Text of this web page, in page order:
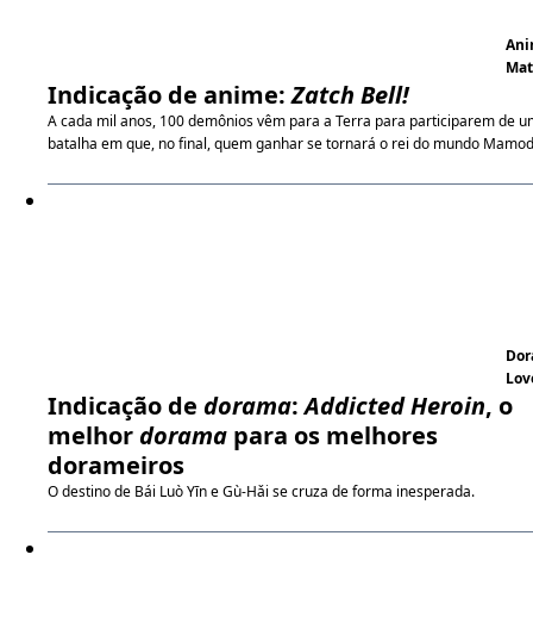
Indicação de anime:Zatch Bell!
A cada mil anos, 100 demônios vêm para a Terra para participarem de
batalha em que, no final, quem ganhar se tornará o rei do mundo
Indicação de dorama:Addicted Heroin, o
melhor dorama para os melhores
dorameiros
O destino de Bái Luò Yīn e Gù-Hǎi se cruza de forma inesperada.